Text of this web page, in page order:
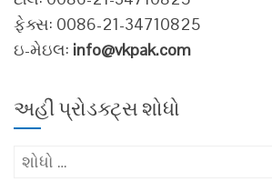
ફેક્સ: 0086-21-34710825
ઇ-મેઇલ: info@vkpak.com
અહીં પ્રોડક્ટ્સ શોધો
માટે